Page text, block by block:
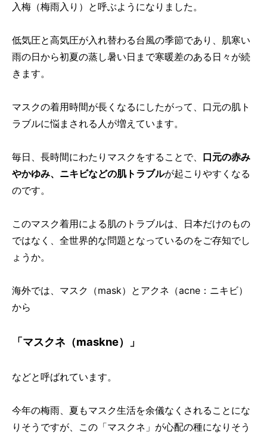
入梅（梅雨入り）と呼ぶようになりました。
低気圧と高気圧が入れ替わる台風の季節であり、肌寒い
雨の日から初夏の蒸し暑い日まで寒暖差のある日々が続
きます。
マスクの着用時間が長くなるにしたがって、口元の肌ト
ラブルに悩まされる人が増えています。
毎日、長時間にわたりマスクをすることで、 口元の赤み
やかゆみ、ニキビなどの肌トラブルが起こりやすくなる
のです。
このマスク着用による肌のトラブルは、日本だけのもの
ではなく、全世界的な問題となっているのをご存知でし
ょうか。
海外では、マスク（mask）とアクネ（acne：ニキビ）
から
「マスクネ（maskne）」
などと呼ばれています。
今年の梅雨、夏もマスク生活を余儀なくされることにな
りそうですが、この「マスクネ」が心配の種になりそう